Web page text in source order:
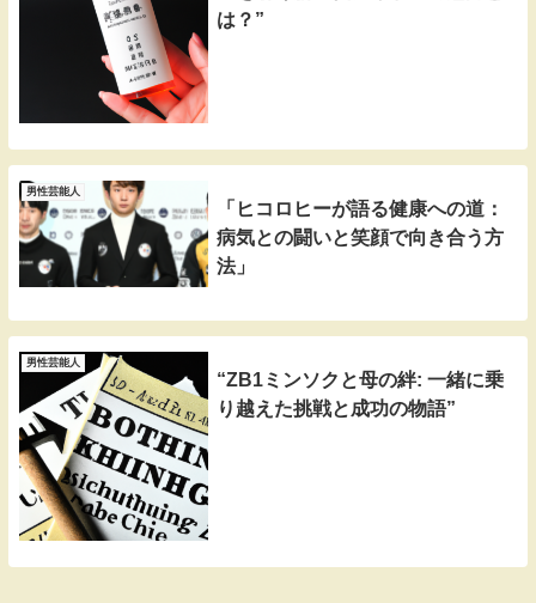
は？”
男性芸能人
「ヒコロヒーが語る健康への道：
病気との闘いと笑顔で向き合う方
法」
男性芸能人
“ZB1ミンソクと母の絆: 一緒に乗
り越えた挑戦と成功の物語”